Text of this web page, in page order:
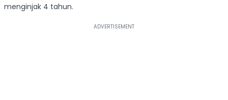
menginjak 4 tahun.